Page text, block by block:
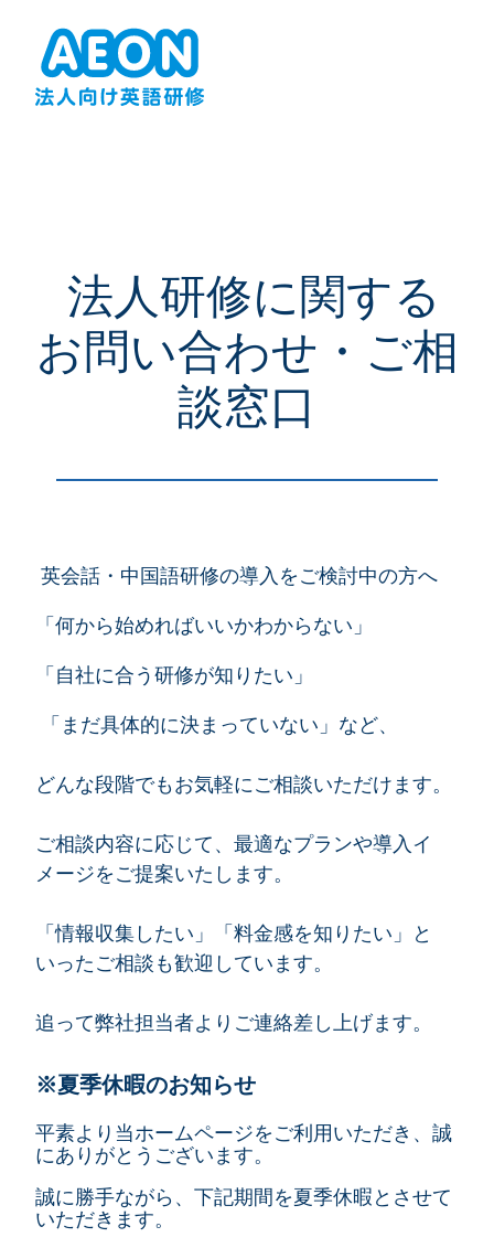
法人研修に関する
お問い合わせ・ご相
談窓口
英会話・中国語研修の導入をご検討中の方へ
「何から始めればいいかわからない」
「自社に合う研修が知りたい」
「 まだ具体的に決まっていない」 など、
どんな段階でもお気軽にご相談いただけます。
ご相談内容に応じて、最適なプランや導入イ
メージをご提案いたします。
「情報収集したい」「料金感を知りたい」と
いったご相談も歓迎しています。
追って弊社担当者よりご連絡差し上げます。
※夏季休暇のお知らせ
平素より当ホームページをご利用いただき、誠
にありがとうございます。
誠に勝手ながら、下記期間を夏季休暇とさせて
いただきます。